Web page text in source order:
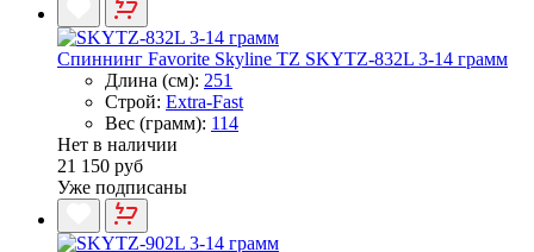
Спиннинг Favorite Skyline TZ SKYTZ-832L 3-14 грамм
Длина (см): 251
Строй: Extra-Fast
Вес (грамм): 114
Нет в наличии
21 150 руб
Уже подписаны